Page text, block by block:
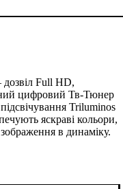
Full HD,
цифровий Тв-Тюнер
Triluminos
яскраві кольори,
в динаміку.